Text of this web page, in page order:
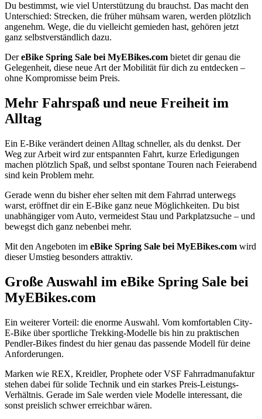
Du bestimmst, wie viel Unterstützung du brauchst. Das macht den
Unterschied: Strecken, die früher mühsam waren, werden plötzlich
angenehm. Wege, die du vielleicht gemieden hast, gehören jetzt
ganz selbstverständlich dazu.
DereBike Spring Sale bei MyEBikes.com bietet dir genau die
Gelegenheit, diese neue Art der Mobilität für dich zu entdecken –
ohne Kompromisse beim Preis.
Mehr Fahrspaß und neue Freiheit im
Alltag
Ein E-Bike verändert deinen Alltag schneller, als du denkst. Der
Weg zur Arbeit wird zur entspannten Fahrt, kurze Erledigungen
machen plötzlich Spaß, und selbst spontane Touren nach Feierabend
sind kein Problem mehr.
Gerade wenn du bisher eher selten mit dem Fahrrad unterwegs
warst, eröffnet dir ein E-Bike ganz neue Möglichkeiten. Du bist
unabhängiger vom Auto, vermeidest Stau und Parkplatzsuche – und
bewegst dich ganz nebenbei mehr.
Mit den Angeboten im eBike Spring Sale bei MyEBikes.com wird
dieser Umstieg besonders attraktiv.
Große Auswahl im eBike Spring Sale bei
MyEBikes.com
Ein weiterer Vorteil: die enorme Auswahl. Vom komfortablen City-
E-Bike über sportliche Trekking-Modelle bis hin zu praktischen
Pendler-Bikes findest du hier genau das passende Modell für deine
Anforderungen.
Marken wie REX, Kreidler, Prophete oder VSF Fahrradmanufaktur
stehen dabei für solide Technik und ein starkes Preis-Leistungs-
Verhältnis. Gerade im Sale werden viele Modelle interessant, die
sonst preislich schwer erreichbar wären.